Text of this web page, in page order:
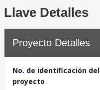
Llave Detalles
Proyecto Detalles
No. de identificación del
proyecto